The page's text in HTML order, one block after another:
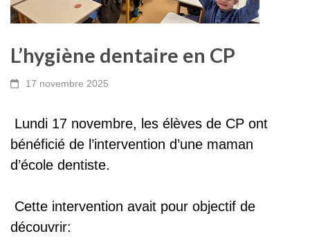
L’hygiène dentaire en CP
17 novembre 2025
Lundi 17 novembre, les élèves de CP ont
bénéficié de l’intervention d’une maman
d’école dentiste.
Cette intervention avait pour objectif de
découvrir: